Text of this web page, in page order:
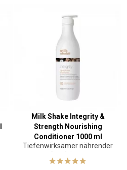
Milk Shake Integrity &
Strength Nourishing
Conditioner 1000 ml
Tiefenwirksamer nährender
Conditioner